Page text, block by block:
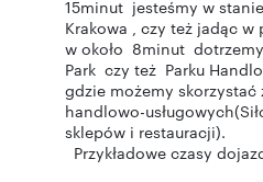
15minut jesteśmy w
Krakowa , czy też jadąc w
w około 8minut
Park czy też Parku
gdzie możemy
handlowo-
sklepów i restauracji).
Przykładowe czasy